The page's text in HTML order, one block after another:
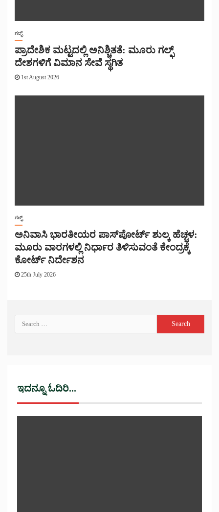
ಗಲ್ಫ್
ಪ್ರಾದೇಶಿಕ ಮಟ್ಟದಲ್ಲಿ ಅನಿಶ್ಚಿತತೆ: ಮೂರು ಗಲ್ಫ್
ದೇಶಗಳಿಗೆ ವಿಮಾನ ಸೇವೆ ಸ್ಥಗಿತ
1st August 2026
ಗಲ್ಫ್
ಅನಿವಾಸಿ ಭಾರತೀಯರ ಪಾಸ್‌ಪೋರ್ಟ್ ಶುಲ್ಕ ಹೆಚ್ಚಳ:
ಮೂರು ವಾರಗಳಲ್ಲಿ ನಿರ್ಧಾರ ತಿಳಿಸುವಂತೆ ಕೇಂದ್ರಕ್ಕೆ
ಕೋರ್ಟ್ ನಿರ್ದೇಶನ
25th July 2026
ಇದನ್ನೂ ಓದಿರಿ...